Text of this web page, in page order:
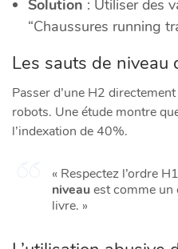
Solution : Utiliser des
“Chaussures running
Les sauts de niveau
Passer d’une H2
robots. Une étude montre
l’indexation de 40%.
« Respectez l’ordre
niveauest comme un
livre. »